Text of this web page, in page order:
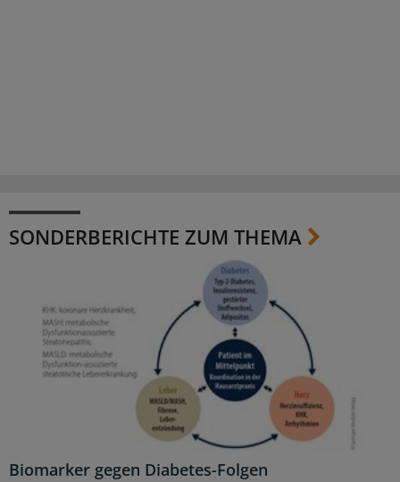
SONDERBERICHTE ZUM THEMA
Biomarker gegen Diabetes-Folgen